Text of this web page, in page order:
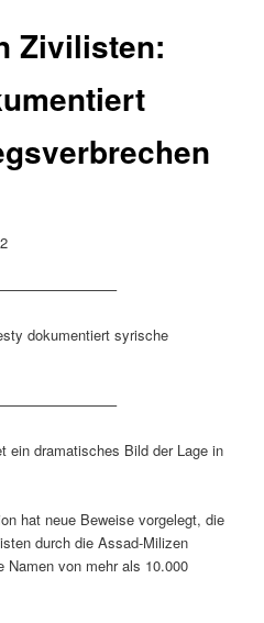
Zivilisten:
dokumentiert syrische
ein dramatisches Bild der Lage in
hat neue Beweise vorgelegt, die
durch die Assad-Milizen
Namen von mehr als 10.000